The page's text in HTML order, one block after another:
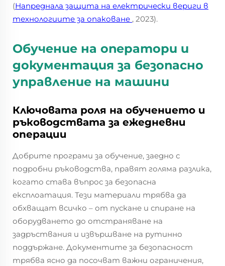
(Напреднала защита на електрически вериги в
технологиите за опаковане , 2023).
Обучение на оператори и
документация за безопасно
управление на машини
Ключовата роля на обучението и
ръководствата за ежедневни
операции
Добрите програми за обучение, заедно с
подробни ръководства, правят голяма разлика,
когато става въпрос за безопасна
експлоатация. Тези материали трябва да
обхващат всичко – от пускане и спиране на
оборудването до отстраняване на
задръствания и извършване на рутинно
поддържане. Документите за безопасност
трябва ясно да посочват важни ограничения,